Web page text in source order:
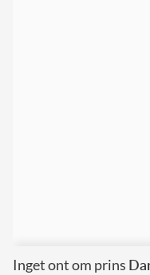
Inget ont om prins